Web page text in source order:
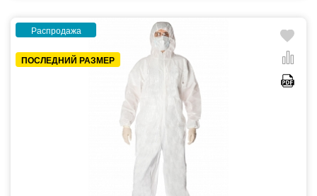
Распродажа
ПОСЛЕДНИЙ РАЗМЕР